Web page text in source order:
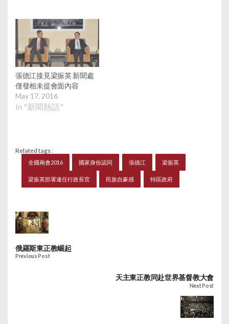
張德江接見梁振英 新聞處
僅發相未提會面內容
May 17, 2016
In "新聞熱話"
Related tags :
全國兩會2016 國家身份認同 張德江 梁振英
梁振英部署連任行政長官 民族自豪感 特區政府
俄羅斯東正教崛起
Previous Post
天主東正教同赴世界基督教大會
Next Post